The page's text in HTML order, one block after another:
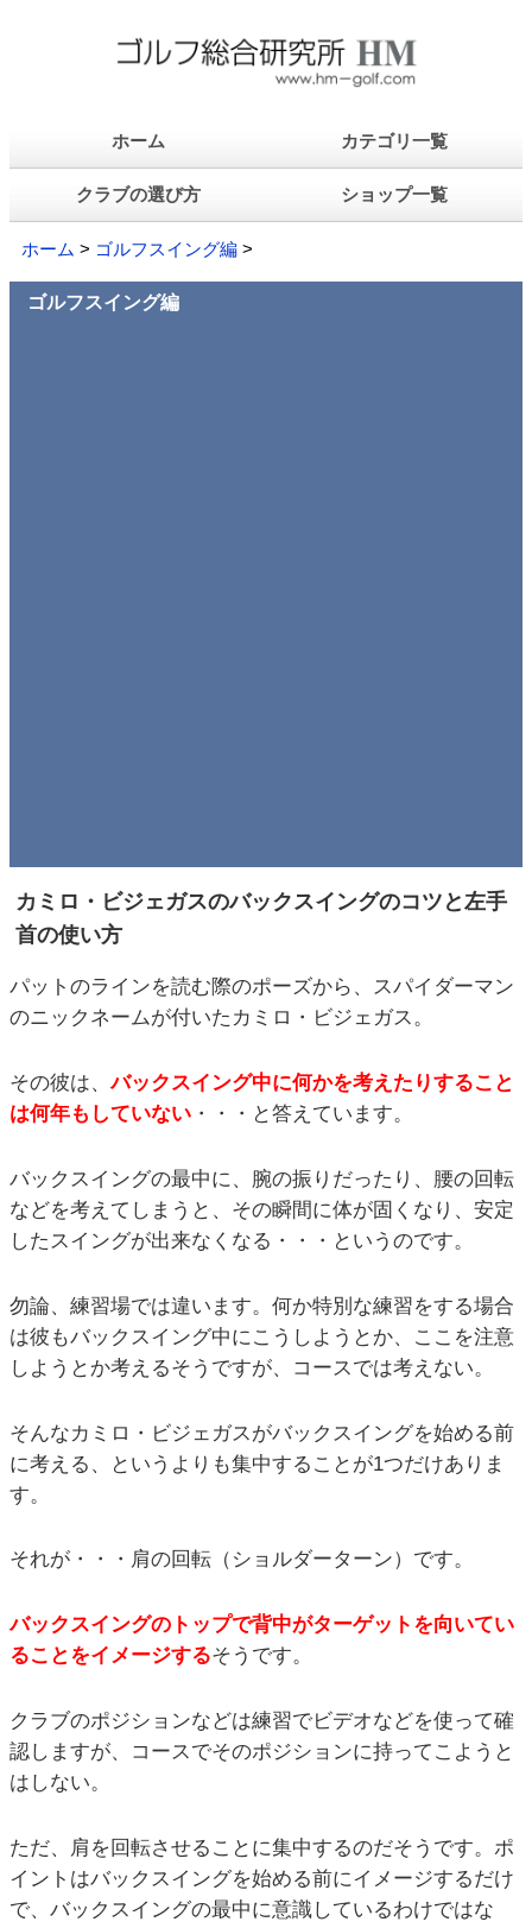
ホーム カテゴリ一覧
クラブの選び方 ショップ一覧
ホーム > ゴルフスイング編 >
ゴルフスイング編
カミロ・ビジェガスのバックスイングのコツと左手
首の使い方
パットのラインを読む際のポーズから、スパイダーマン
のニックネームが付いたカミロ・ビジェガス。
その彼は、バックスイング中に何かを考えたりすること
は何年もしていない ・・・と答えています。
バックスイングの最中に、腕の振りだったり、腰の回転
などを考えてしまうと、その瞬間に体が固くなり、安定
したスイングが出来なくなる・・・というのです。
勿論、練習場では違います。何か特別な練習をする場合
は彼もバックスイング中にこうしようとか、ここを注意
しようとか考えるそうですが、コースでは考えない。
そんなカミロ・ビジェガスがバックスイングを始める前
に考える、というよりも集中することが1つだけありま
す。
それが・・・肩の回転（ショルダーターン）です。
バックスイングのトップで背中がターゲットを向いてい
ることをイメージするそうです。
クラブのポジションなどは練習でビデオなどを使って確
認しますが、コースでそのポジションに持ってこようと
はしない。
ただ、肩を回転させることに集中するのだそうです。ポ
イントはバックスイングを始める前にイメージするだけ
で、バックスイングの最中に意識しているわけではな